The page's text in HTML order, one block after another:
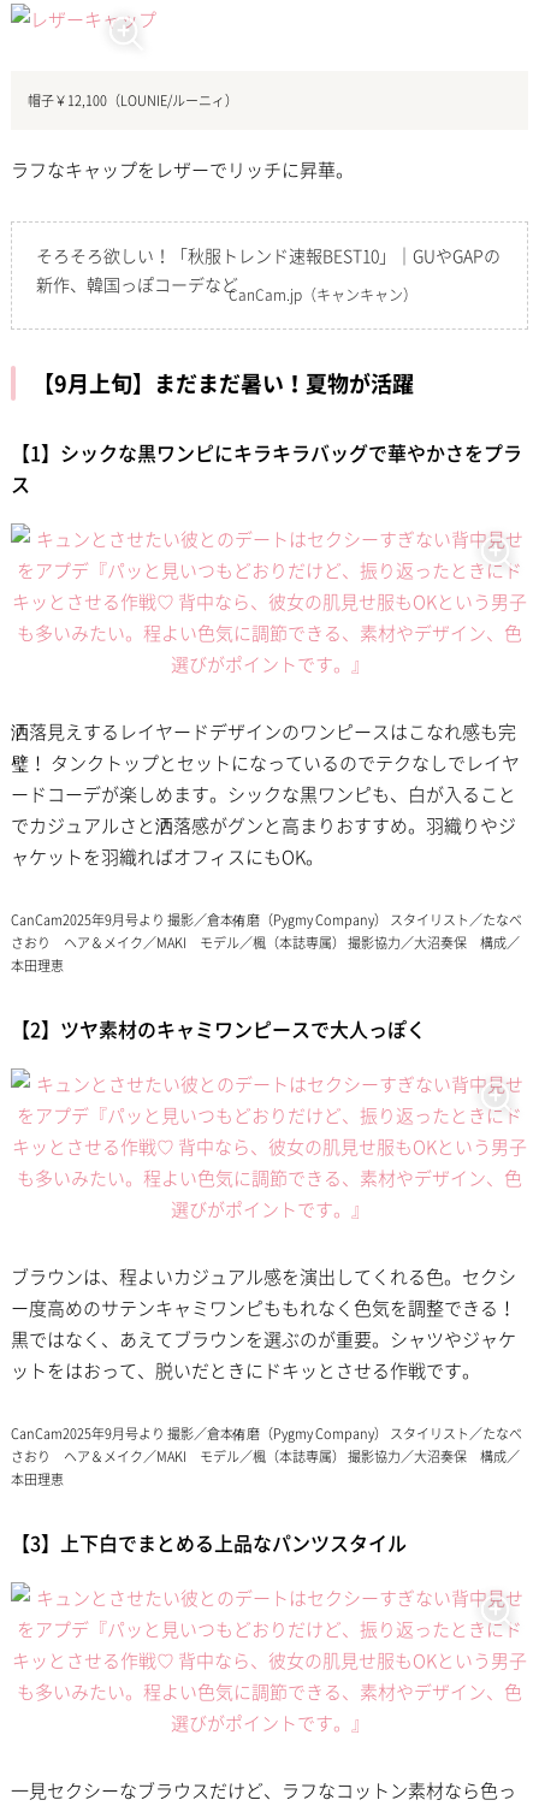
帽子￥12,100（LOUNIE/ルーニィ）
ラフなキャップをレザーでリッチに昇華。
そろそろ欲しい！「秋服トレンド速報BEST10」｜GUやGAPの
新作、韓国っぽコーデなどCanCam.jp （キャンキャン）
【9月上旬】まだまだ暑い！夏物が活躍
【1】シックな黒ワンピにキラキラバッグで華やかさをプラ
ス
洒落見えするレイヤードデザインのワンピースはこなれ感も完
璧！ タンクトップとセットになっているのでテクなしでレイヤ
ードコーデが楽しめます。シックな黒ワンピも、白が入ること
でカジュアルさと洒落感がグンと高まりおすすめ。羽織りやジ
ャケットを羽織ればオフィスにもOK。
CanCam2025年9月号より 撮影／倉本侑磨（Pygmy Company） スタイリスト／たなべ
さおり ヘア＆メイク／MAKI モデル／楓（本誌専属） 撮影協力／大沼奏保 構成／
本田理恵
【2】ツヤ素材のキャミワンピースで大人っぽく
ブラウンは、程よいカジュアル感を演出してくれる色。セクシ
ー度高めのサテンキャミワンピももれなく色気を調整できる！
黒ではなく、あえてブラウンを選ぶのが重要。シャツやジャケ
ットをはおって、脱いだときにドキッとさせる作戦です。
CanCam2025年9月号より 撮影／倉本侑磨（Pygmy Company） スタイリスト／たなべ
さおり ヘア＆メイク／MAKI モデル／楓（本誌専属） 撮影協力／大沼奏保 構成／
本田理恵
【3】上下白でまとめる上品なパンツスタイル
一見セクシーなブラウスだけど、ラフなコットン素材なら色っ